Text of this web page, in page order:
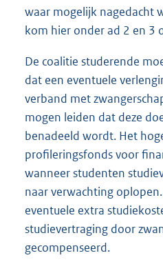
waar mogelijk nagedacht
kom hier onder ad 2 en 3
De coalitie studerende
dat een eventuele
verband met
mogen leiden dat deze
benadeeld wordt. Het
profileringsfonds voor
wanneer studenten
naar verwachting
eventuele extra
studievertraging door
gecompenseerd.